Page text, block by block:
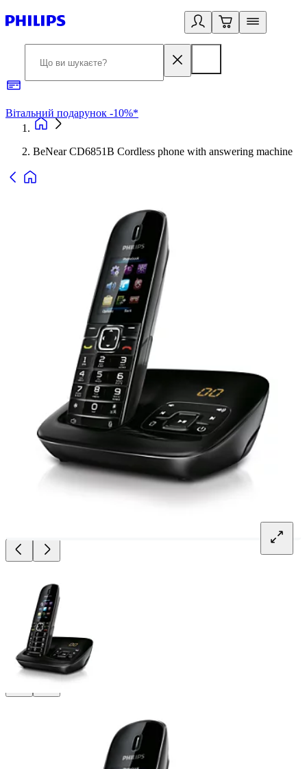
Вітальний подарунок -10%*
BeNear CD6851B Cordless phone with answering machine